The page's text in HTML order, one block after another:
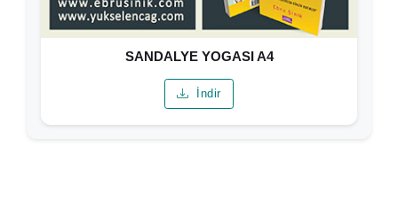
SANDALYE YOGASI A4
İndir